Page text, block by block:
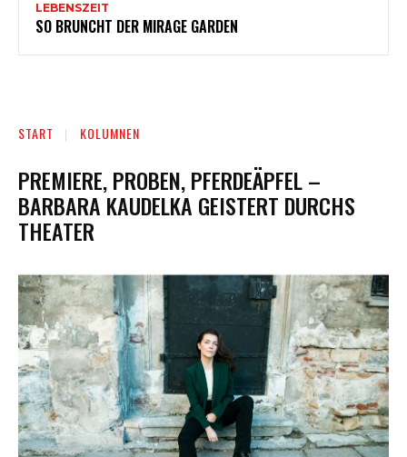
LEBENSZEIT
SO BRUNCHT DER MIRAGE GARDEN